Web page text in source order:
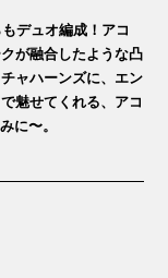
デュオ編成！アコ
が融合したような凸
ャハーンズに、エン
魅せてくれる、アコ
に〜。